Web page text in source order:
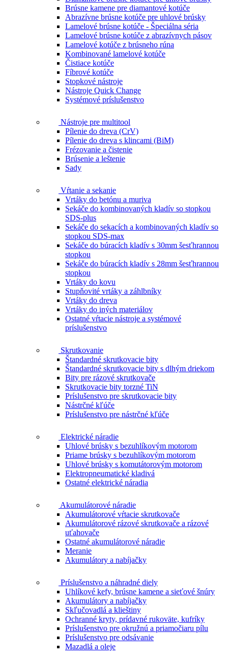
Brúsne kamene pre diamantové kotúče
Abrazívne brúsne kotúče pre uhlové brúsky
Lamelové brúsne kotúče - Špeciálna séria
Lamelové brúsne kotúče z abrazívnych pásov
Lamelové kotúče z brúsneho rúna
Kombinované lamelové kotúče
Čistiace kotúče
Fíbrové kotúče
Stopkové nástroje
Nástroje Quick Change
Systémové príslušenstvo
Nástroje pre multitool
Pílenie do dreva (CrV)
Pílenie do dreva s klincami (BiM)
Frézovanie a čistenie
Brúsenie a leštenie
Sady
Vŕtanie a sekanie
Vrtáky do betónu a muriva
Sekáče do kombinovaných kladív so stopkou
SDS-plus
Sekáče do sekacích a kombinovaných kladív so
stopkou SDS-max
Sekáče do búracích kladív s 30mm šesťhrannou
stopkou
Sekáče do búracích kladív s 28mm šesťhrannou
stopkou
Vrtáky do kovu
Stupňovité vrtáky a záhlbníky
Vrtáky do dreva
Vrtáky do iných materiálov
Ostatné vŕtacie nástroje a systémové
príslušenstvo
Skrutkovanie
Štandardné skrutkovacie bity
Štandardné skrutkovacie bity s dlhým driekom
Bity pre rázové skrutkovače
Skrutkovacie bity torzné TiN
Príslušenstvo pre skrutkovacie bity
Nástrčné kľúče
Príslušenstvo pre nástrčné kľúče
Elektrické náradie
Uhlové brúsky s bezuhlíkovým motorom
Priame brúsky s bezuhlíkovým motorom
Uhlové brúsky s komutátorovým motorom
Elektropneumatické kladivá
Ostatné elektrické náradia
Akumulátorové náradie
Akumulátorové vŕtacie skrutkovače
Akumulátorové rázové skrutkovače a rázové
uťahovače
Ostatné akumulátorové náradie
Meranie
Akumulátory a nabíjačky
Príslušenstvo a náhradné diely
Uhlíkové kefy, brúsne kamene a sieťové šnúry
Akumulátory a nabíjačky
Skľučovadlá a klieštiny
Ochranné kryty, prídavné rukoväte, kufríky
Príslušenstvo pre okružnú a priamočiaru pílu
Príslušenstvo pre odsávanie
Mazadlá a oleje